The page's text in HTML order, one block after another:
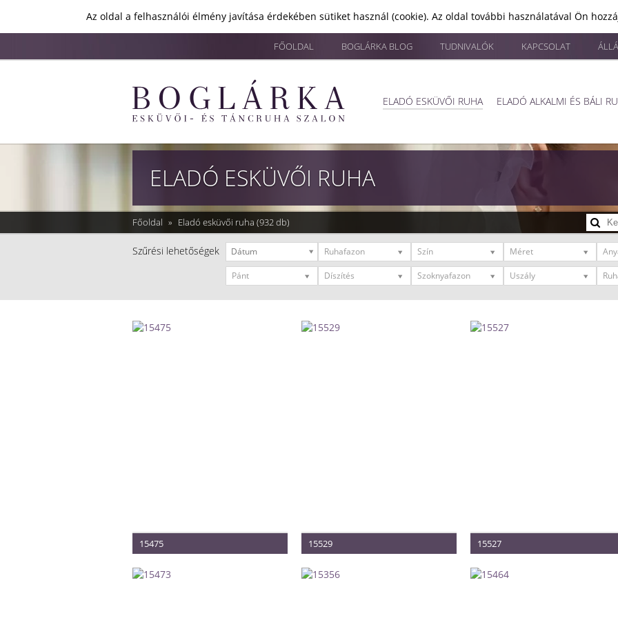
Az oldal a felhasználói élmény javítása érdekében sütiket használ (cookie). Az oldal további használatával Ön
KAPCSOLAT
TUDNIVALÓK
BOGLÁRKA BLOG
FŐOLDAL
ELADÓ ESKÜVŐI RUHA ELADÓ ALKALMI ÉS BÁLI
ELADÓ ESKÜVŐI RUHA
Főoldal » Eladó esküvői ruha (932 db)
Szűrési lehetőségek Ruhafazon Szín Méret
Pánt Díszítés Szoknyafazon Uszály
15475
Termék vételára: 280.000 Ft
15529
Termék vételára: 280.000 Ft
15527
Termék vételára: 340.000 Ft